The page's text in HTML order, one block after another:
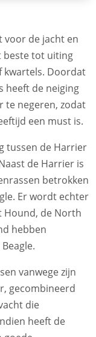
voor de jacht en
beste tot uiting
kwartels. Doordat
heeft de neiging
te negeren, zodat
een must is.
tussen de Harrier
de Harrier is
betrokken
Er wordt echter
Hound, de North
hebben
vanwege zijn
gecombineerd
die
heeft de